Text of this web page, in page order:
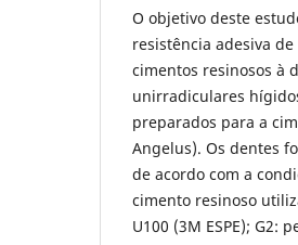
O objetivo deste
resistência adesiva
cimentos resinosos à
unirradiculares
preparados para a
Angelus). Os dentes
de acordo com a
cimento resinoso
U100 (3M ESPE); G2: